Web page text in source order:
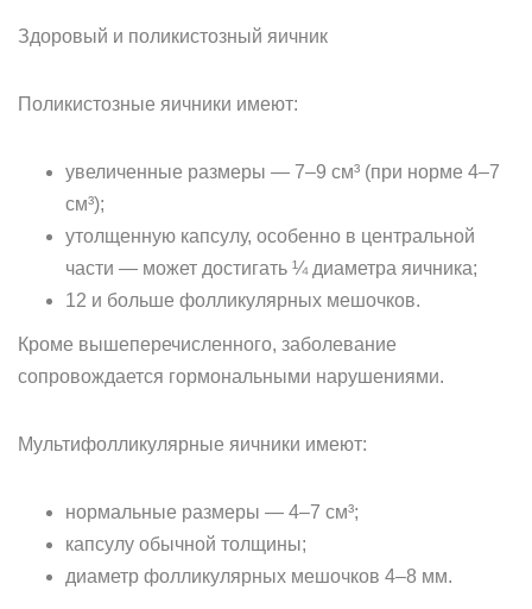
Здоровый и поликистозный яичник
Поликистозные яичники имеют:
увеличенные размеры — 7–9 см³ (при норме 4–7
см³);
утолщенную капсулу, особенно в центральной
части — может достигать ¼ диаметра яичника;
12 и больше фолликулярных мешочков.
Кроме вышеперечисленного, заболевание
сопровождается гормональными нарушениями.
Мультифолликулярные яичники имеют:
нормальные размеры — 4–7 см³;
капсулу обычной толщины;
диаметр фолликулярных мешочков 4–8 мм.